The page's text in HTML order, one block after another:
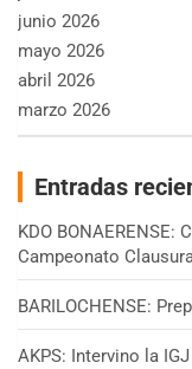
junio 2026
mayo 2026
abril 2026
marzo 2026
Entradas
KDO BONAERENSE:
Campeonato
BARILOCHENSE:
AKPS: Intervino la